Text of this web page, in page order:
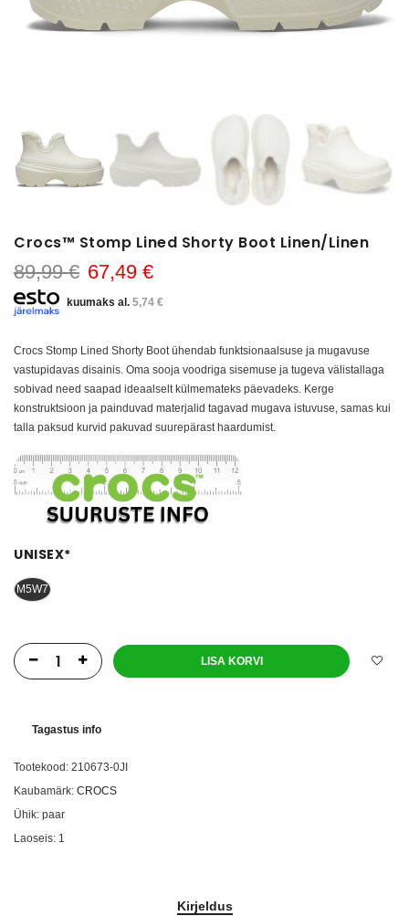
Crocs™ Stomp Lined Shorty Boot Linen/Linen
89,99 € 67,49 €
kuumaks al. 5,74 €
Crocs Stomp Lined Shorty Boot ühendab funktsionaalsuse ja mugavuse
vastupidavas disainis. Oma sooja voodriga sisemuse ja tugeva välistallaga
sobivad need saapad ideaalselt külmemateks päevadeks. Kerge
konstruktsioon ja painduvad materjalid tagavad mugava istuvuse, samas kui
talla paksud kurvid pakuvad suurepärast haardumist.
UNISEX*
M5W7
LISA KORVI
Tagastus info
Tootekood: 210673-0JI
Kaubamärk: CROCS
Ühik: paar
Laoseis: 1
Kirjeldus